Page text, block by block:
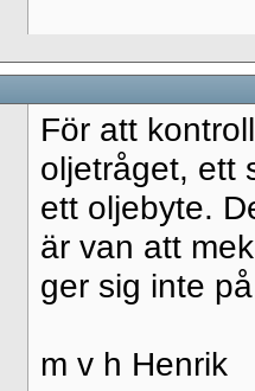
För att
oljetråget, ett
ett oljebyte.
är van att
ger sig inte
m v h Henrik